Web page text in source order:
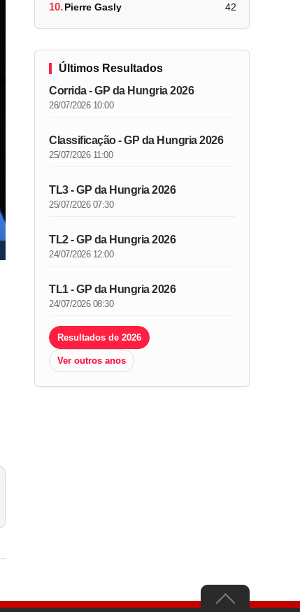
10.Pierre Gasly 42
Últimos Resultados
Corrida - GP da Hungria 2026
26/07/2026 10:00
Classificação - GP da Hungria 2026
25/07/2026 11:00
TL3 - GP da Hungria 2026
25/07/2026 07:30
TL2 - GP da Hungria 2026
24/07/2026 12:00
TL1 - GP da Hungria 2026
24/07/2026 08:30
Resultados de 2026
Ver outros anos